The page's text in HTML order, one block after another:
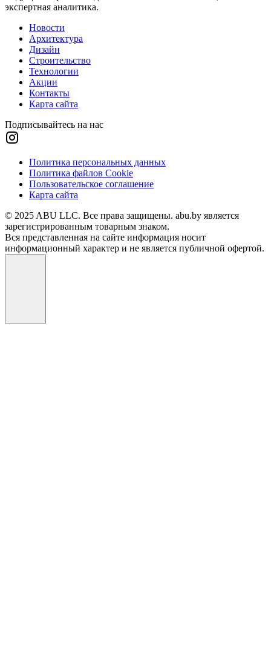
экспертная аналитика.
Новости
Архитектура
Дизайн
Строительство
Технологии
Акции
Контакты
Карта сайта
Подписывайтесь на нас
Политика персональных данных
Политика файлов Cookie
Пользовательское соглашение
Карта сайта
© 2025 ABU LLC. Все права защищены. abu.by является
зарегистрированным товарным знаком.
Вся представленная на сайте информация носит
информационный характер и не является публичной офертой.